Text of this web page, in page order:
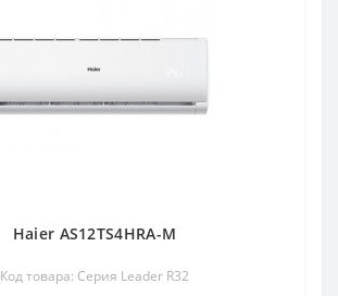
Haier AS12TS4HRA-M
Код товара: Серия Leader R32